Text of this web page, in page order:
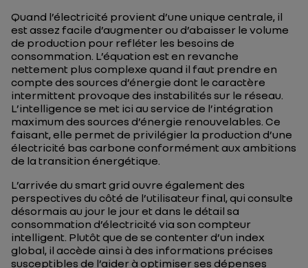
Quand l’électricité provient d’une unique centrale, il
est assez facile d’augmenter ou d’abaisser le volume
de production pour refléter les besoins de
consommation. L’équation est en revanche
nettement plus complexe quand il faut prendre en
compte des sources d’énergie dont le caractère
intermittent provoque des instabilités sur le réseau.
L’intelligence se met ici au service de l’intégration
maximum des sources d’énergie renouvelables. Ce
faisant, elle permet de privilégier la production d’une
électricité bas carbone conformément aux ambitions
de la transition énergétique.
L’arrivée du smart grid ouvre également des
perspectives du côté de l’utilisateur final, qui consulte
désormais au jour le jour et dans le détail sa
consommation d’électricité via son compteur
intelligent. Plutôt que de se contenter d’un index
global, il accède ainsi à des informations précises
susceptibles de l’aider à optimiser ses dépenses